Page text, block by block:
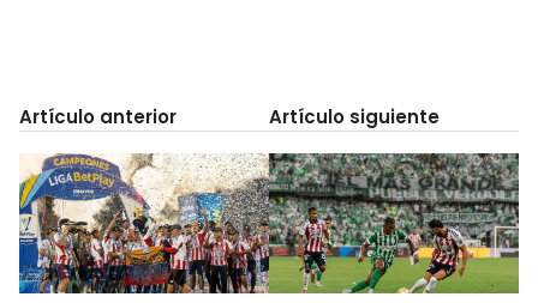
Artículo anterior Artículo siguiente